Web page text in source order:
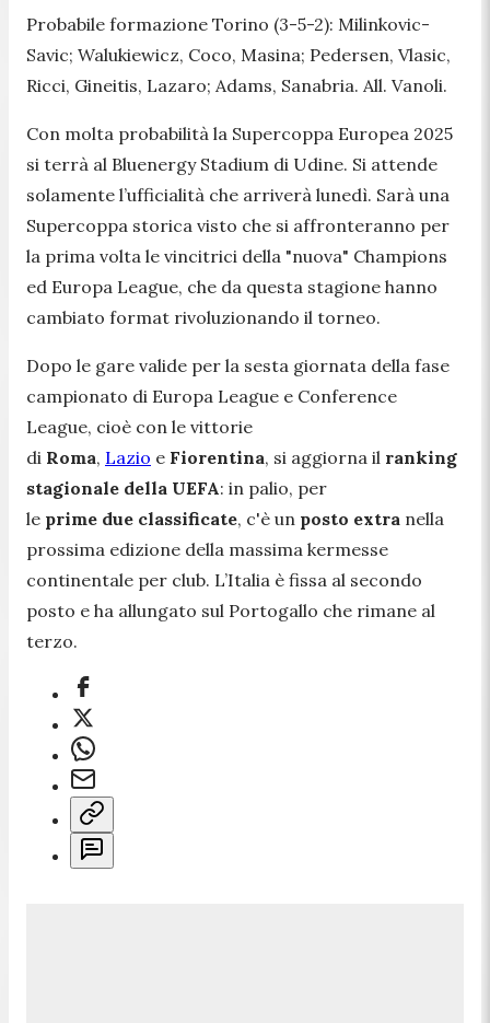
Probabile formazione Torino (3-5-2): Milinkovic-
Savic; Walukiewicz, Coco, Masina; Pedersen, Vlasic,
Ricci, Gineitis, Lazaro; Adams, Sanabria. All. Vanoli.
Con molta probabilità la Supercoppa Europea 2025
si terrà al Bluenergy Stadium di Udine. Si attende
solamente l’ufficialità che arriverà lunedì. Sarà una
Supercoppa storica visto che si affronteranno per
la prima volta le vincitrici della "nuova" Champions
ed Europa League, che da questa stagione hanno
cambiato format rivoluzionando il torneo.
Dopo le gare valide per la sesta giornata della fase
campionato di Europa League e Conference
League, cioè con le vittorie
di Roma, Lazio e Fiorentina, si aggiorna il ranking
stagionale della UEFA: in palio, per
le prime due classificate, c'è un posto extra nella
prossima edizione della massima kermesse
continentale per club. L’Italia è fissa al secondo
posto e ha allungato sul Portogallo che rimane al
terzo.